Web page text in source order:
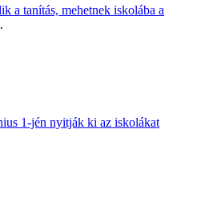
a tanítás, mehetnek iskolába a
1-jén nyitják ki az iskolákat